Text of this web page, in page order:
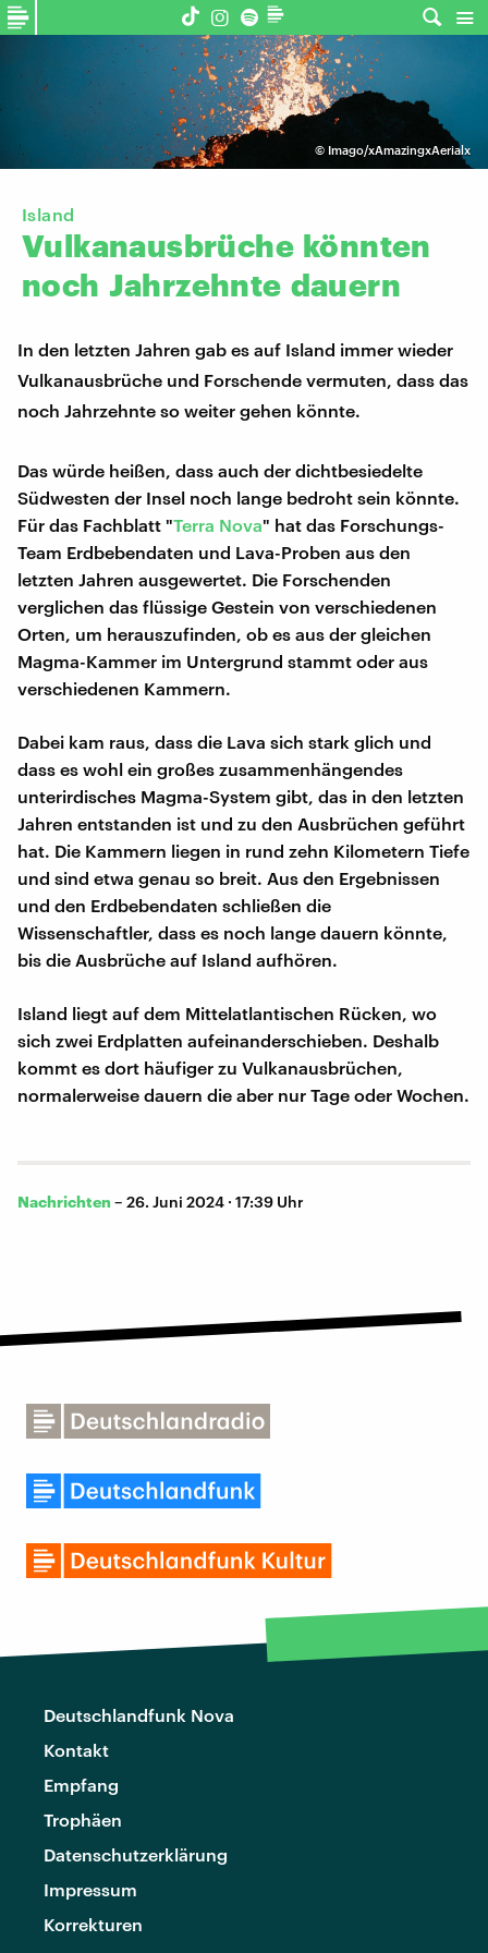
© Imago/xAmazingxAerialx
Island
Vulkanausbrüche könnten
noch Jahrzehnte dauern
In den letzten Jahren gab es auf Island immer wieder
Vulkanausbrüche und Forschende vermuten, dass das
noch Jahrzehnte so weiter gehen könnte.
Das würde heißen, dass auch der dichtbesiedelte
Südwesten der Insel noch lange bedroht sein könnte.
Für das Fachblatt "Terra Nova" hat das Forschungs-
Team Erdbebendaten und Lava-Proben aus den
letzten Jahren ausgewertet. Die Forschenden
verglichen das flüssige Gestein von verschiedenen
Orten, um herauszufinden, ob es aus der gleichen
Magma-Kammer im Untergrund stammt oder aus
verschiedenen Kammern.
Dabei kam raus, dass die Lava sich stark glich und
dass es wohl ein großes zusammenhängendes
unterirdisches Magma-System gibt, das in den letzten
Jahren entstanden ist und zu den Ausbrüchen geführt
hat. Die Kammern liegen in rund zehn Kilometern Tiefe
und sind etwa genau so breit. Aus den Ergebnissen
und den Erdbebendaten schließen die
Wissenschaftler, dass es noch lange dauern könnte,
bis die Ausbrüche auf Island aufhören.
Island liegt auf dem Mittelatlantischen Rücken, wo
sich zwei Erdplatten aufeinanderschieben. Deshalb
kommt es dort häufiger zu Vulkanausbrüchen,
normalerweise dauern die aber nur Tage oder Wochen.
Nachrichten – 26. Juni 2024 · 17:39 Uhr
Deutschlandfunk Nova
Kontakt
Empfang
Trophäen
Datenschutzerklärung
Impressum
Korrekturen